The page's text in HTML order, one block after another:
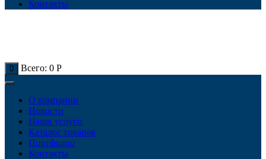
Контакты
0 Всего: 0 Р
О компании
Новости
Наши услуги
Каталог товаров
Портфолио
Контакты